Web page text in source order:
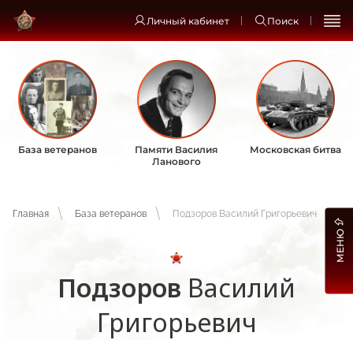
Личный кабинет Поиск
База ветеранов
Памяти Василия
Ланового
Московская битва
Главная База ветеранов Подзоров Василий Григорьевич
Подзоров Василий
Григорьевич
МЕНЮ